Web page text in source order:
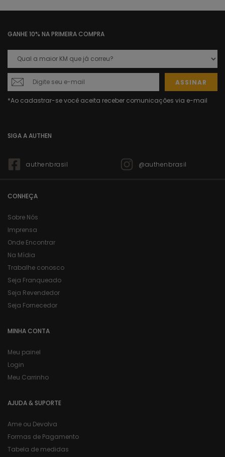
GANHE 10% NA PRIMEIRA COMPRA
ASSINAR
SIGA A AUTHEN
authenbrasil @authenbrasil
CONHEÇA
Sobre Nós
Imprensa
Onde Encontrar
Na Mídia
Trabalhe conosco
Seja Franqueado
Seja Revendedor
Seja Fornecedor
MINHA CONTA
Meu painel
Login
Meu Carrinho
AJUDA & SUPORTE
Ame ou Devolva
Formas de Pagamento
Tabela de medidas